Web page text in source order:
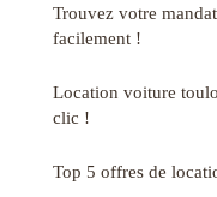
Trouvez votre
facilement !
Location voiture
clic !
Top 5 offres de